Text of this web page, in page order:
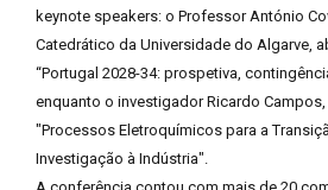
keynote speakers: o Professor António
Catedrático da Universidade do Algarve,
“Portugal 2028-34: prospetiva,
enquanto o investigador Ricardo
"Processos Eletroquímicos para a
Investigação à Indústria".